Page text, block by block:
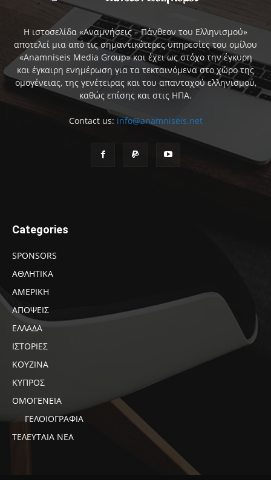
Η ιστοσελίδα «Αναμνήσεις – Πάνθεον του Ελληνισμού»
αποτελεί μια από τις σημαντικότερες υπηρεσίες του ομίλου
«Anamniseis Media Group» και έχει ως στόχο την έγκυρη
και έγκαιρη ενημέρωση για τα τεκταινόμενα στο χώρο της
ομογένειας, της γενέτειρας και του απανταχού ελληνισμού,
καθώς επίσης και στις ΗΠΑ.
Contact us: info@anamniseis.net
Categories
SPONSORS
ΑΘΛΗΤΙΚΑ
ΑΜΕΡΙΚΗ
ΑΠΟΨΕΙΣ
ΕΛΛΑΔΑ
ΙΣΤΟΡΙΕΣ
ΚΟΥΖΙΝΑ
ΚΥΠΡΟΣ
ΟΜΟΓΕΝΕΙΑ
ΓΕΛΟΙΟΓΡΑΦΙΑ
ΤΕΛΕΥΤΑΙΑ ΝΕΑ